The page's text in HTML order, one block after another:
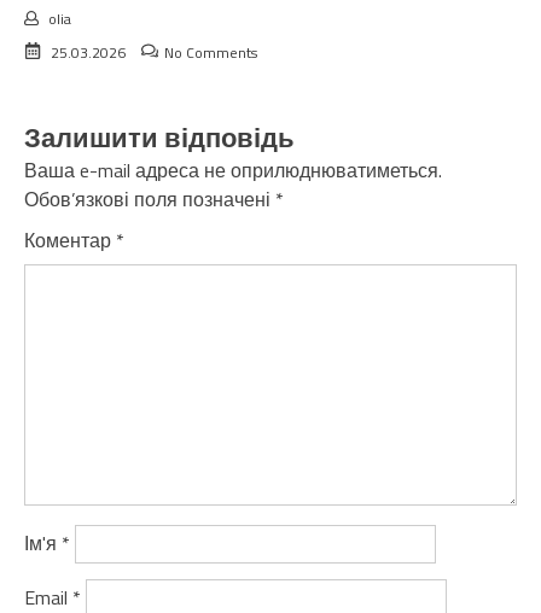
olia
25.03.2026
No Comments
Залишити відповідь
Ваша e-mail адреса не оприлюднюватиметься.
Обов’язкові поля позначені *
Коментар *
Ім'я *
Email *